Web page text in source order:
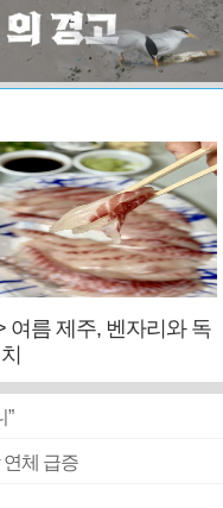
여름 제주, 벤자리와 독
”
연체 급증